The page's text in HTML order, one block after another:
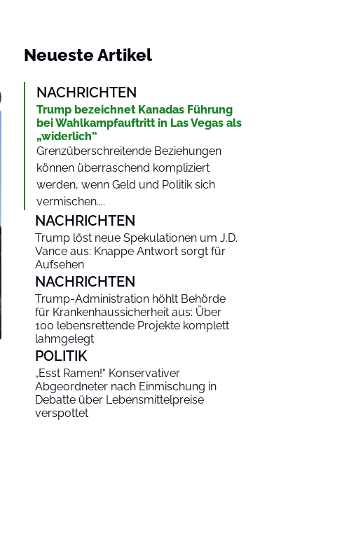
Neueste Artikel
NACHRICHTEN
Trump bezeichnet Kanadas Führung
bei Wahlkampfauftritt in Las Vegas als
„widerlich“
Grenzüberschreitende Beziehungen
können überraschend kompliziert
werden, wenn Geld und Politik sich
vermischen....
NACHRICHTEN
Trump löst neue Spekulationen um J.D.
Vance aus: Knappe Antwort sorgt für
Aufsehen
NACHRICHTEN
Trump-Administration höhlt Behörde
für Krankenhaussicherheit aus: Über
100 lebensrettende Projekte komplett
lahmgelegt
POLITIK
„Esst Ramen!“ Konservativer
Abgeordneter nach Einmischung in
Debatte über Lebensmittelpreise
verspottet